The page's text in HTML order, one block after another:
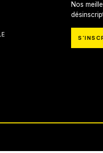
Nos